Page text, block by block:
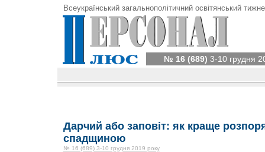
Всеукраїнський загальнополітичний освітянський
№ 16 (689) 3-10 грудня
Дарчий або заповіт: як краще
спадщиною
№ 16 (689) 3-10 грудня 2019 року